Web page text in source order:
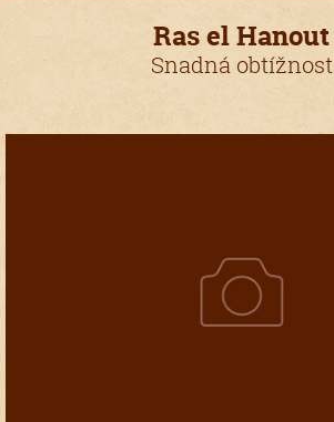
Ras el Hanout
Snadná obtížnost